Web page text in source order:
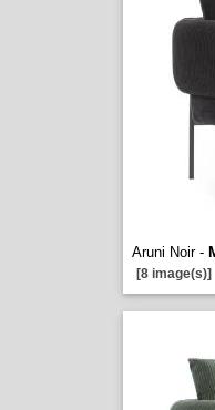
Aruni Noir -
[8 image(s)]